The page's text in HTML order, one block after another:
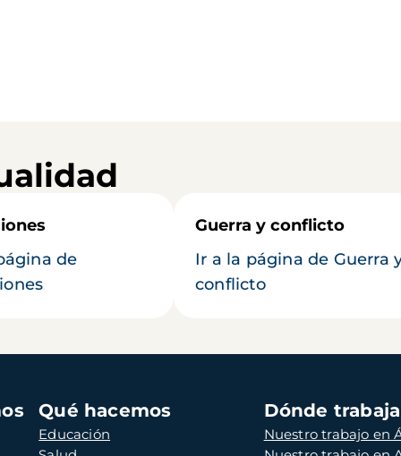
de
Guerra y conflicto
Ir a la página de Guerra
conflicto
Qué hacemos
Educación
Dónde
Nuestro trabajo en